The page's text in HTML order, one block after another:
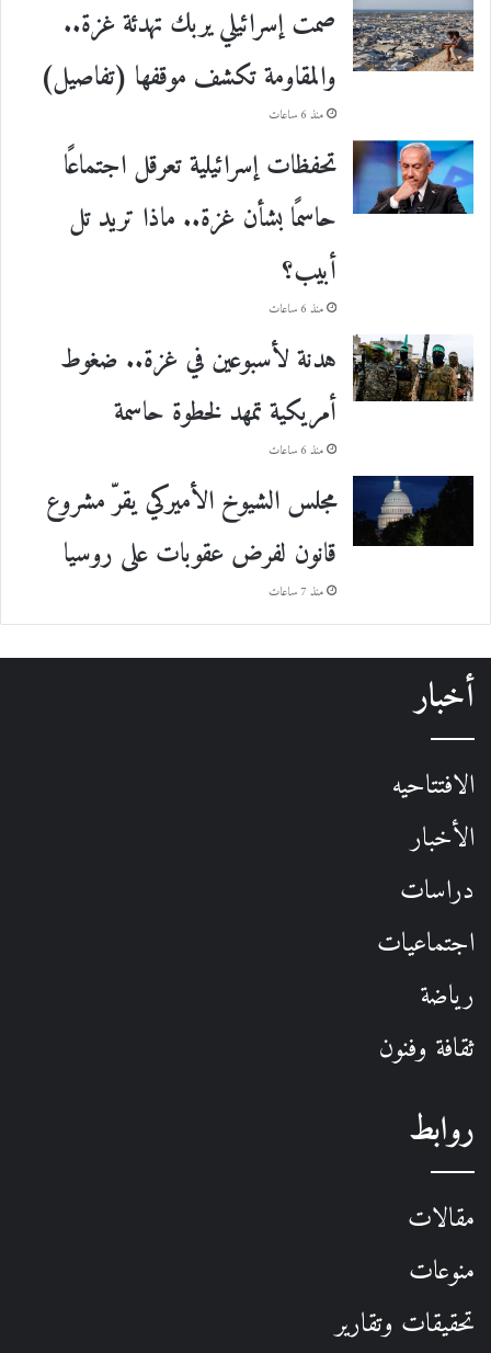
صمت إسرائيلي يربك تهدئة غزة..
والمقاومة تكشف موقفها (تفاصيل)
منذ 6 ساعات
تحفظات إسرائيلية تعرقل اجتماعًا
حاسمًا بشأن غزة.. ماذا تريد تل
أبيب؟
منذ 6 ساعات
هدنة لأسبوعين في غزة.. ضغوط
أمريكية تمهد لخطوة حاسمة
منذ 6 ساعات
مجلس الشيوخ الأميركي يقرّ مشروع
قانون لفرض عقوبات على روسيا
منذ 7 ساعات
أخبار
الافتتاحيه
الأخبار
دراسات
اجتماعيات
رياضة
ثقافة وفنون
روابط
مقالات
منوعات
تحقيقات وتقارير